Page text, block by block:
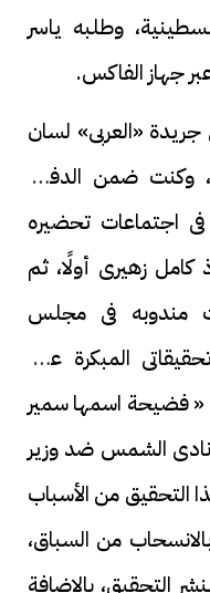
وطلبه ياسر
جهاز الفاكس.
«العربى» لسان
حال الحزب الناصرى عام ١٩٩٢، وكنت ضمن الدفعة
اجتماعات تحضيره
كامل زهيرى أولًا، ثم
مندوبه فى مجلس
١٩٩٤، ومن تحقيقاتى المبكرة على
« فضيحة اسمها سمير
الشمس ضد وزير
التحقيق من الأسباب
من السباق،
التحقيق، بالإضافة